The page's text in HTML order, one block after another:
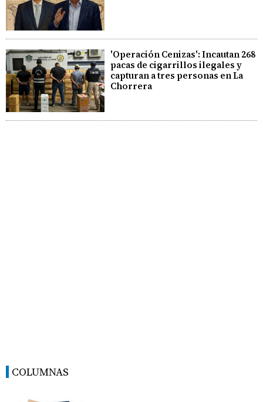
'Operación Cenizas': Incautan 268
pacas de cigarrillos ilegales y
capturan a tres personas en La
Chorrera
COLUMNAS